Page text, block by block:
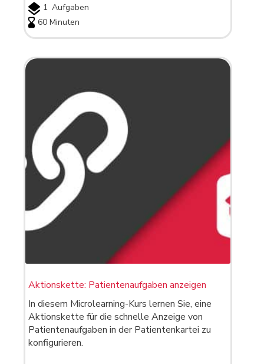
1 Aufgaben
60 Minuten
Aktionskette: Patientenaufgaben anzeigen
In diesem Microlearning-Kurs lernen Sie, eine
Aktionskette für die schnelle Anzeige von
Patientenaufgaben in der Patientenkartei zu
konfigurieren.